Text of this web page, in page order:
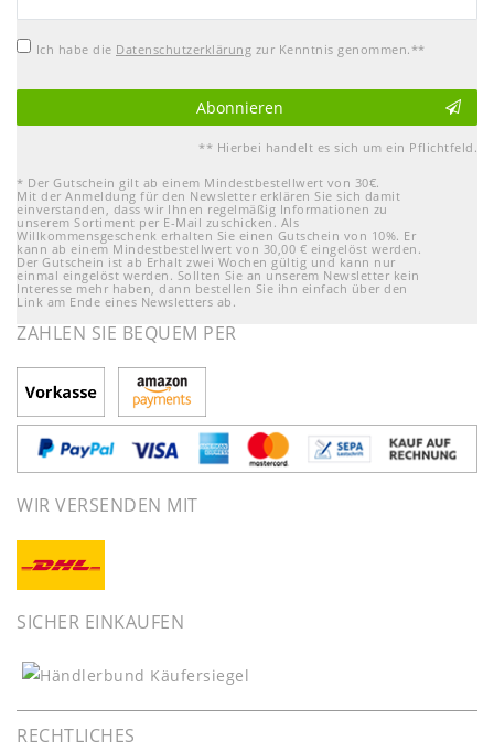
Honig
Ich habe die Daten­schutz­erklärung zur Kenntnis genommen.**
Abonnieren
** Hierbei handelt es sich um ein Pflichtfeld.
* Der Gutschein gilt ab einem Mindestbestellwert von 30€.
Mit der Anmeldung für den Newsletter erklären Sie sich damit
einverstanden, dass wir Ihnen regelmäßig Informationen zu
unserem Sortiment per E-Mail zuschicken. Als
Willkommensgeschenk erhalten Sie einen Gutschein von 10%. Er
kann ab einem Mindestbestellwert von 30,00 € eingelöst werden.
Der Gutschein ist ab Erhalt zwei Wochen gültig und kann nur
einmal eingelöst werden. Sollten Sie an unserem Newsletter kein
Interesse mehr haben, dann bestellen Sie ihn einfach über den
Link am Ende eines Newsletters ab.
ZAHLEN SIE BEQUEM PER
WIR VERSENDEN MIT
SICHER EINKAUFEN
RECHTLICHES